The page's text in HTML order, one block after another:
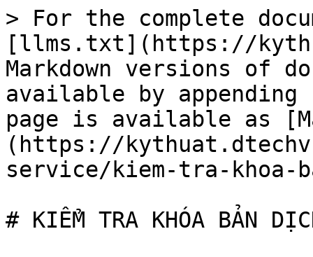
> For the complete
[llms.txt](https://
Markdown versions of
available by
page is available as
(https://
service/kiem-tra-khoa-
# KIỂM TRA KHÓA BẢN